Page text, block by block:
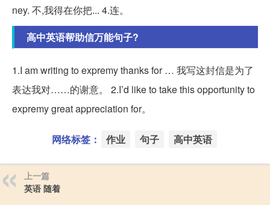
ney. 不,我得在你把... 4.连。
高中英语帮助信万能句子?
1.I am writing to expremy thanks for … 我写这封信是为了
表达我对……的谢意。 2.I’d like to take this opportunity to
expremy great appreciation for。
网络标签： 作业 句子 高中英语
上一篇
英语 随着